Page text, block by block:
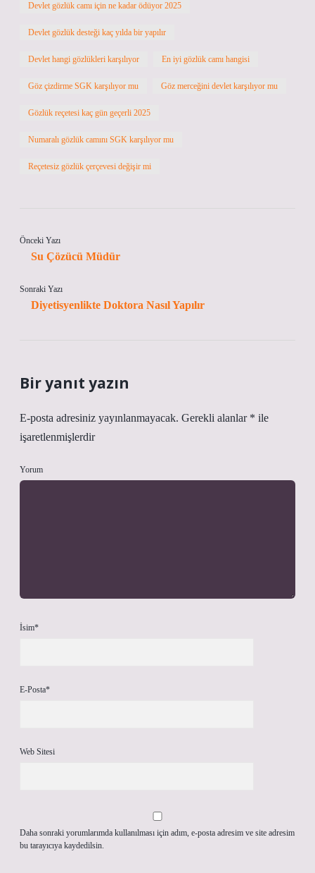
Devlet gözlük camı için ne kadar ödüyor 2025
Devlet gözlük desteği kaç yılda bir yapılır
Devlet hangi gözlükleri karşılıyor En iyi gözlük camı hangisi
Göz çizdirme SGK karşılıyor mu Göz merceğini devlet karşılıyor mu
Gözlük reçetesi kaç gün geçerli 2025
Numaralı gözlük camını SGK karşılıyor mu
Reçetesiz gözlük çerçevesi değişir mi
Önceki Yazı
Su Çözücü Müdür
Sonraki Yazı
Diyetisyenlikte Doktora Nasıl Yapılır
Bir yanıt yazın
E-posta adresiniz yayınlanmayacak. Gerekli alanlar * ile
işaretlenmişlerdir
Yorum
İsim*
E-Posta*
Web Sitesi
Daha sonraki yorumlarımda kullanılması için adım, e-posta adresim ve site adresim
bu tarayıcıya kaydedilsin.